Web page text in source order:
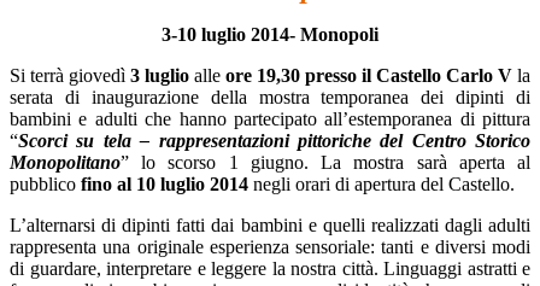
3-10 luglio 2014- Monopoli
Si terrà giovedì 3 luglio alle ore 19,30 presso il Castello Carlo V la
serata di inaugurazione della mostra temporanea dei dipinti di
bambini e adulti che hanno partecipato all’estemporanea di pittura
“Scorci su tela – rappresentazioni pittoriche del Centro Storico
Monopolitano” lo scorso 1 giugno. La mostra sarà aperta al
pubblico fino al 10 luglio 2014 negli orari di apertura del Castello.
L’alternarsi di dipinti fatti dai bambini e quelli realizzati dagli adulti
rappresenta una originale esperienza sensoriale: tanti e diversi modi
di guardare, interpretare e leggere la nostra città. Linguaggi astratti e